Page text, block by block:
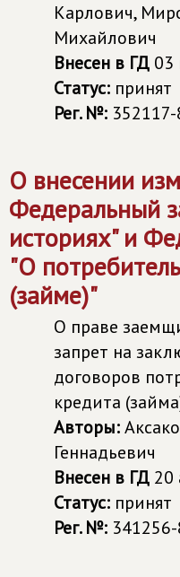
Карлович,
Михайлович
Внесен в ГД 03
Статус: принят
Рег. №: 352117-
О внесении
Федеральный
историях" и
"О
(займе)"
О праве
запрет на
договоров
кредита
Авторы:
Геннадьевич
Внесен в ГД 20
Статус: принят
Рег. №: 341256-